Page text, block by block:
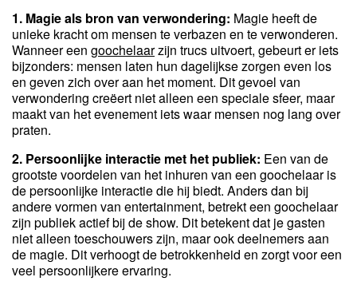
1. Magie als bron van verwondering: Magie heeft de
unieke kracht om mensen te verbazen en te verwonderen.
Wanneer een goochelaarzijn trucs uitvoert, gebeurt er iets
bijzonders: mensen laten hun dagelijkse zorgen even los
en geven zich over aan het moment. Dit gevoel van
verwondering creëert niet alleen een speciale sfeer, maar
maakt van het evenement iets waar mensen nog lang over
praten.
2. Persoonlijke interactie met het publiek: Een van de
grootste voordelen van het inhuren van een goochelaar is
de persoonlijke interactie die hij biedt. Anders dan bij
andere vormen van entertainment, betrekt een goochelaar
zijn publiek actief bij de show. Dit betekent dat je gasten
niet alleen toeschouwers zijn, maar ook deelnemers aan
de magie. Dit verhoogt de betrokkenheid en zorgt voor een
veel persoonlijkere ervaring.